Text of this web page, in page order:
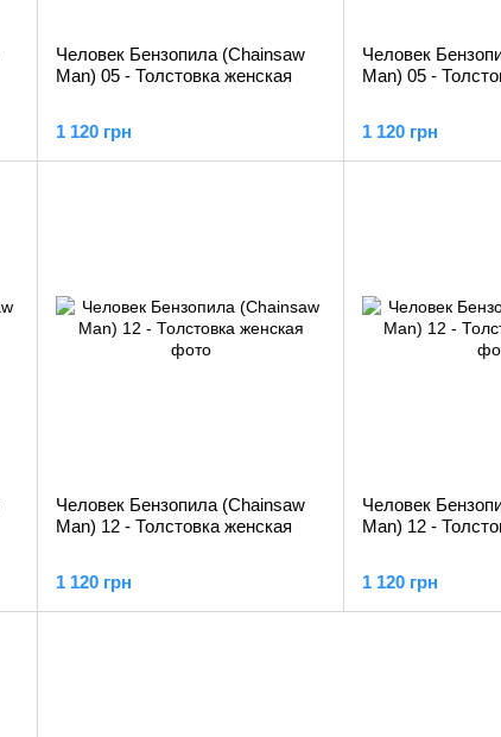
Человек Бензопила (Chainsaw
Man) 05 - Толстовка женская
1 120 грн
Человек
Man) 05 -
1 120 грн
Человек Бензопила (Chainsaw
Man) 12 - Толстовка женская
1 120 грн
Человек
Man) 12 -
1 120 грн